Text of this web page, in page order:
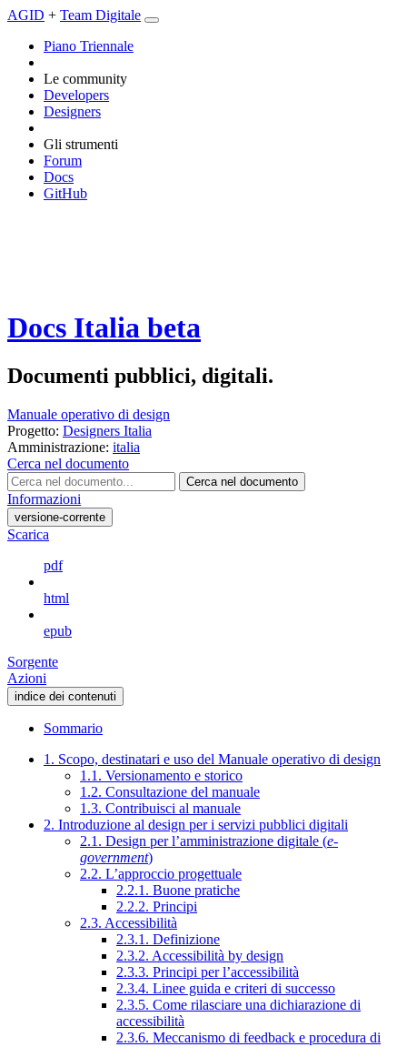
AGID + Team Digitale
Piano Triennale
Le community
Developers
Designers
Gli strumenti
Forum
Docs
GitHub
Docs Italia beta
Documenti pubblici, digitali.
Manuale operativo di design
Progetto: Designers Italia
Amministrazione: italia
Cerca nel documento
Cerca nel documento
Informazioni
versione-corrente
Scarica
pdf
html
epub
Sorgente
Azioni
indice dei contenuti
Sommario
1. Scopo, destinatari e uso del Manuale operativo di design
1.1. Versionamento e storico
1.2. Consultazione del manuale
1.3. Contribuisci al manuale
2. Introduzione al design per i servizi pubblici digitali
2.1. Design per l’amministrazione digitale (e-
government)
2.2. L’approccio progettuale
2.2.1. Buone pratiche
2.2.2. Principi
2.3. Accessibilità
2.3.1. Definizione
2.3.2. Accessibilità by design
2.3.3. Principi per l’accessibilità
2.3.4. Linee guida e criteri di successo
2.3.5. Come rilasciare una dichiarazione di
accessibilità
2.3.6. Meccanismo di feedback e procedura di